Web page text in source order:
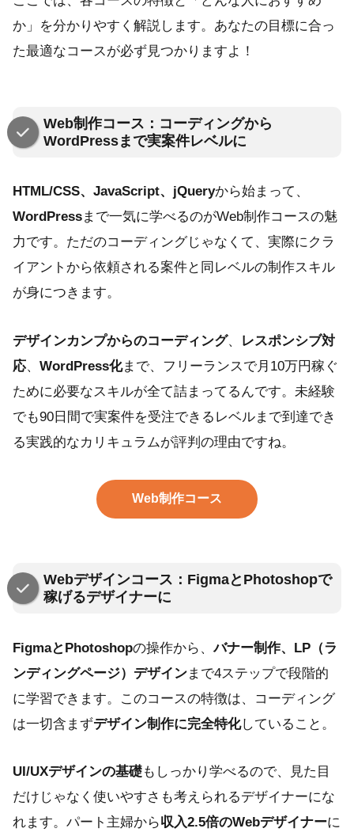
か」を分かりやすく解説します。あなたの目標に合っ
た最適なコースが必ず見つかりますよ！
Web制作コース：コーディングから
WordPressまで実案件レベルに
HTML/CSS、JavaScript、jQueryから始まって、
WordPressまで一気に学べるのがWeb制作コースの魅
力です。ただのコーディングじゃなくて、実際にクラ
イアントから依頼される案件と同レベルの制作スキル
が身につきます。
デザインカンプからのコーディング、
レスポンシブ対
応、 WordPress化まで、フリーランスで月10万円稼ぐ
ために必要なスキルが全て詰まってるんです。未経験
でも90日間で実案件を受注できるレベルまで到達でき
る実践的なカリキュラムが評判の理由ですね。
Web制作コース
Webデザインコース：FigmaとPhotoshopで
稼げるデザイナーに
FigmaとPhotoshopの操作から、バナー制作、LP（ラ
ンディングページ）デザインまで4ステップで段階的
に学習できます。このコースの特徴は、コーディング
は一切含まずデザイン制作に完全特化していること。
UI/UXデザインの基礎もしっかり学べるので、見た目
だけじゃなく使いやすさも考えられるデザイナーにな
れます。パート主婦から収入2.5倍のWebデザイナーに